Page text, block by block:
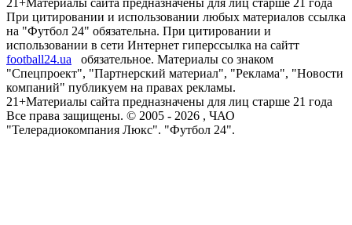
21+Материалы сайта предназначены для лиц старше 21 года
При цитировании и использовании любых материалов ссылка
на "Футбол 24" обязательна. При цитировании и
использовании в сети Интернет гиперссылка на сайтт
football24.ua
обязательное. Материалы со знаком
"Спецпроект", "Партнерский материал", "Реклама", "Новости
компаний" публикуем на правах рекламы.
21+Материалы сайта предназначены для лиц старше 21 года
Все права защищены. © 2005 - 2026 , ЧАО
"Телерадиокомпания Люкс". "Футбол 24".